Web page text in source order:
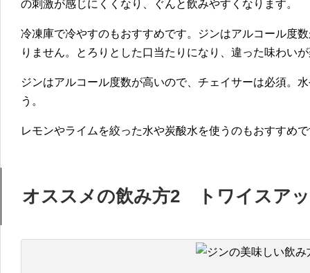
の刺激が感じにくくなり、ぐんと飲みやすくなります。
冷凍庫で冷やすのもおすすめです。ジンはアルコール度
りません。とろりとした口当たりになり、違った味わい
ジンはアルコール度数が高いので、チェイサーは必須。
う。
レモンやライムを絞った水や炭酸水を使うのもおすすめ
オススメの飲み方2 トワイスア